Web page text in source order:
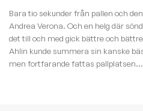
Bara tio sekunder från pallen och
Andrea Verona. Och en helg där
det till och med gick bättre och
Ahlin kunde summera sin kanske
men fortfarande fattas pallplatsen...